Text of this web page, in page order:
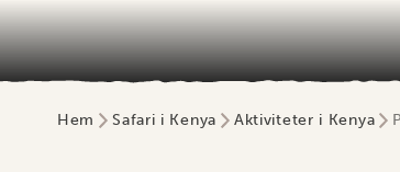
Hem Safari i Kenya Aktiviteter i Kenya